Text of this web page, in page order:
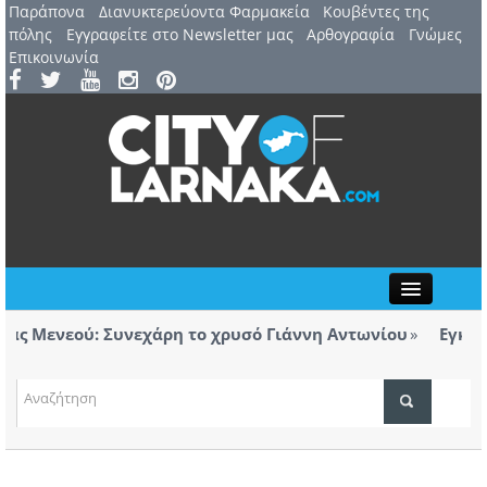
Παράπονα Διανυκτερεύοντα Φαρμακεία
Kουβέντες της
πόλης
Εγγραφείτε στο Newsletter μας Αρθογραφία
Γνώμες
Επικοινωνία
ΤΟΠΙΚΑ ΝΕΑ
Μενεού: Συνεχάρη το χρυσό Γιάννη Αντωνίου
τσιγάρα βρέθηκαν σε ταξί με προορισμό